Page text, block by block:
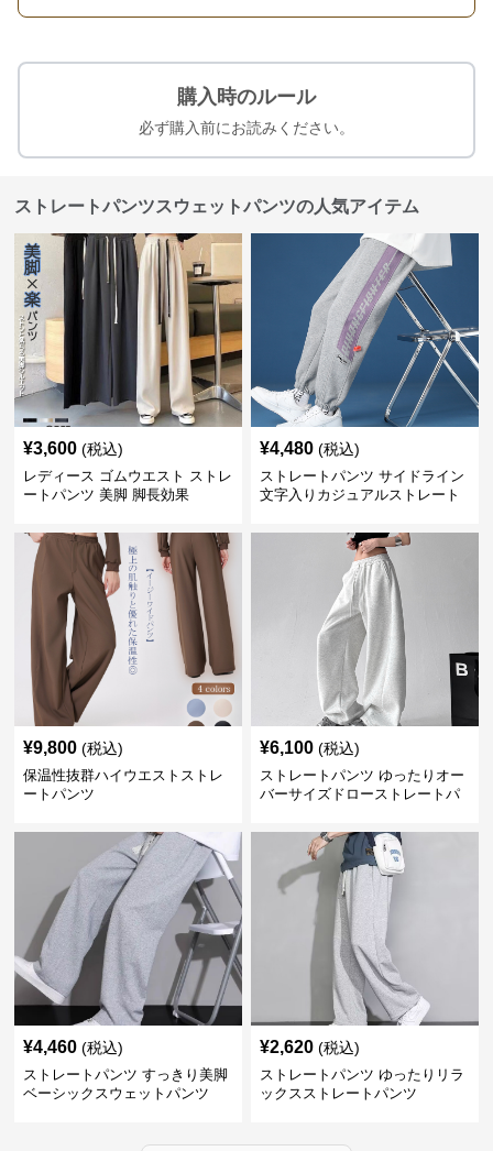
購入時のルール
必ず購入前にお読みください。
ストレートパンツスウェットパンツの人気アイテム
¥3,600 (税込)
レディース ゴムウエスト ストレ
ートパンツ 美脚 脚長効果
¥4,480 (税込)
ストレートパンツ サイドライン
文字入りカジュアルストレート
¥9,800 (税込)
保温性抜群ハイウエストストレ
ートパンツ
¥6,100 (税込)
ストレートパンツ ゆったりオー
バーサイズドローストレートパ
¥4,460 (税込)
ストレートパンツ すっきり美脚
ベーシックスウェットパンツ
¥2,620 (税込)
ストレートパンツ ゆったりリラ
ックスストレートパンツ